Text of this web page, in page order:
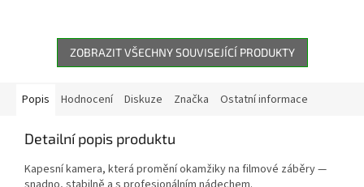
ZOBRAZIT VŠECHNY SOUVISEJÍCÍ PRODUKTY
Popis Hodnocení Diskuze Značka Ostatní informace
Detailní popis produktu
Kapesní kamera, která promění okamžiky na filmové záběry —